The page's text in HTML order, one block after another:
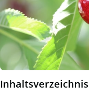
Inhaltsverzeichnis